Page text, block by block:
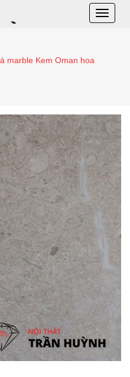
Toggle
marble Kem Oman hoa